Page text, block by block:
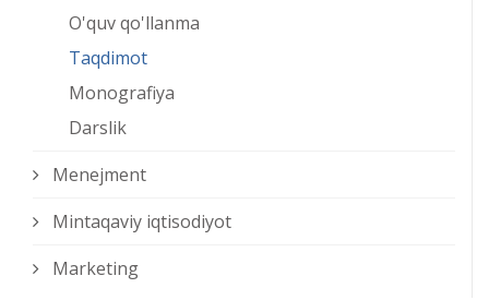
O'quv qo'llanma
Taqdimot
Monografiya
Darslik
Menejment
Mintaqaviy iqtisodiyot
Marketing